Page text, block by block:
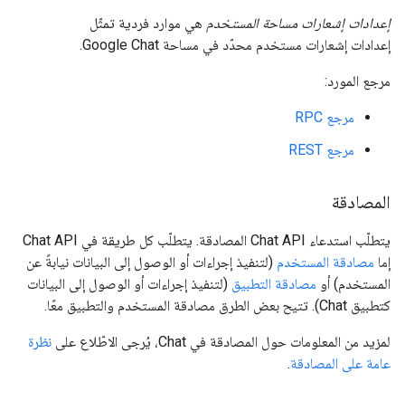
إعدادات إشعارات مساحة المستخدم هي موارد فردية تمثّل
إعدادات إشعارات مستخدم محدّد في مساحة Google Chat.
مرجع المورد:
مرجع RPC
مرجع REST
المصادقة
يتطلّب استدعاء Chat API المصادقة. يتطلّب كل طريقة في Chat API
إما مصادقة المستخدم (لتنفيذ إجراءات أو الوصول إلى البيانات نيابةً عن
المستخدم) أو مصادقة التطبيق (لتنفيذ إجراءات أو الوصول إلى البيانات
كتطبيق Chat). تتيح بعض الطرق مصادقة المستخدم والتطبيق معًا.
لمزيد من المعلومات حول المصادقة في Chat، يُرجى الاطّلاع على
نظرة
عامة على المصادقة.